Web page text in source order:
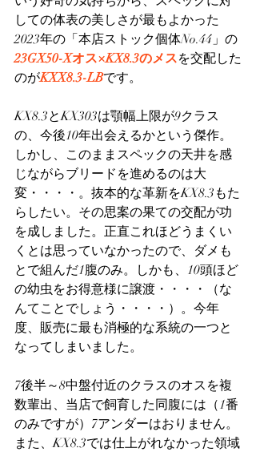
しての体表の美しさが最もよかった
2023年の「本店ストック個体No.44」の
23GX50-Xオス×KX8.3のメスを交配した
のがKXX8.3-LBです。
KX8.3とKX303は顎幅上限が9クラス
の、今後10年出会えるかという傑作。
しかし、このままスペックの天井を感
じながらブリードを進めるのは大
変・・・・。抜本的な革新をKX8.3もた
らしたい。その思案の果ての交配が功
を成しました。正直これほどうまくい
くとは思っていなかったので、ダメも
とで組んだ1腹のみ。しかも、10頭ほど
の幼虫をお得意様に譲渡・・・・（な
んてことでしょう・・・・）。今年
度、販売に最も消極的な系統の一つと
なってしまいました。
7後半～8中盤付近のクラスのオスを複
数輩出、当店で飼育した同腹には（1番
のみですが）7アンダーはおりません。
また、KX8.3では仕上がれなかった領域